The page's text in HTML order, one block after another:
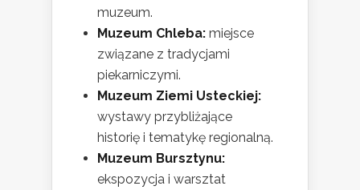
muzeum.
Muzeum Chleba: miejsce
związane z tradycjami
piekarniczymi.
Muzeum Ziemi Usteckiej:
wystawy przybliżające
historię i tematykę regionalną.
Muzeum Bursztynu:
ekspozycja i warsztat